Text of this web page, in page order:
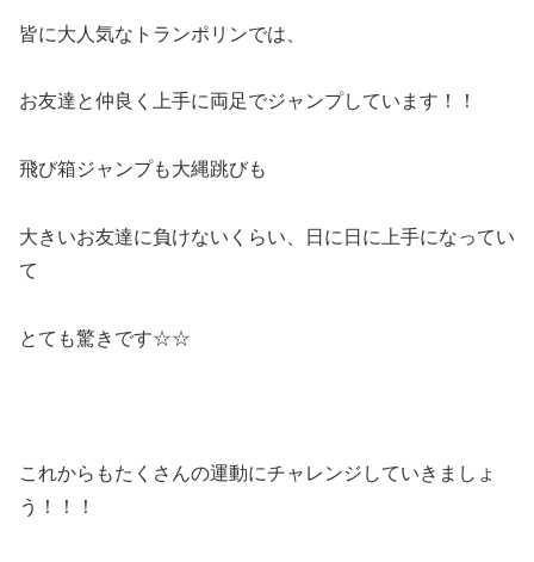
皆に大人気なトランポリンでは、
お友達と仲良く上手に両足でジャンプしています！！
飛び箱ジャンプも大縄跳びも
大きいお友達に負けないくらい、日に日に上手になってい
て
とても驚きです☆☆
これからもたくさんの運動にチャレンジしていきましょ
う！！！